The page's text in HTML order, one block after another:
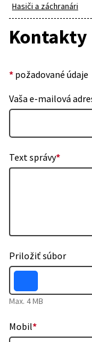
Hasiči a záchranári
Kontakty
* požadované údaje
Vaša e-mailová
Text správy*
Priložiť súbor
Max. 4 MB
Mobil*